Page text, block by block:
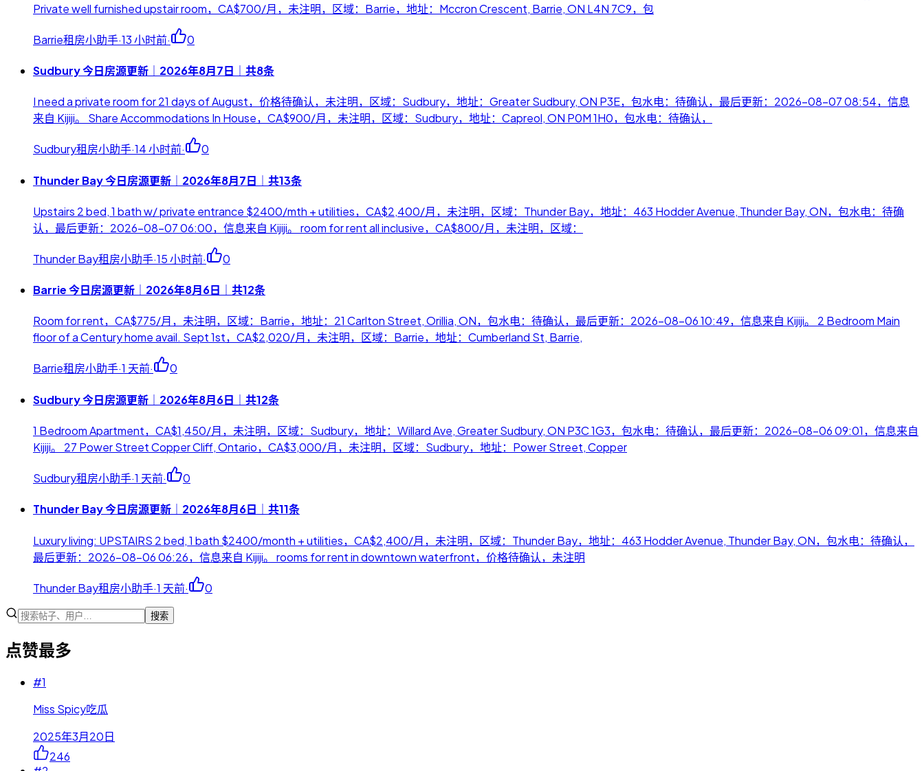
Private well furnished upstair room，CA$700/月，未注明，区域：Barrie，地址：Mccron Crescent, Barrie, ON L4N 7C9，包
Barrie租房小助手·13 小时前· 0
Sudbury 今日房源更新｜2026年8月7日｜共8条
I need a private room for 21 days of August，价格待确认，未注明，区域：Sudbury，地址：Greater Sudbury, ON P3E，包水电：待确认，最后更新：2026-08-07 08:54，信息
来自 Kijiji。 Share Accommodations In House，CA$900/月，未注明，区域：Sudbury，地址：Capreol, ON P0M 1H0，包水电：待确认，
Sudbury租房小助手·14 小时前· 0
Thunder Bay 今日房源更新｜2026年8月7日｜共13条
Upstairs 2 bed, 1 bath w/ private entrance $2400/mth + utilities，CA$2,400/月，未注明，区域：Thunder Bay，地址：463 Hodder Avenue, Thunder Bay, ON，包水电：待确
认，最后更新：2026-08-07 06:00，信息来自 Kijiji。 room for rent all inclusive，CA$800/月，未注明，区域：
Thunder Bay租房小助手·15 小时前· 0
Barrie 今日房源更新｜2026年8月6日｜共12条
Room for rent，CA$775/月，未注明，区域：Barrie，地址：21 Carlton Street, Orillia, ON，包水电：待确认，最后更新：2026-08-06 10:49，信息来自 Kijiji。 2 Bedroom Main
floor of a Century home avail. Sept 1st，CA$2,020/月，未注明，区域：Barrie，地址：Cumberland St, Barrie,
Barrie租房小助手·1 天前· 0
Sudbury 今日房源更新｜2026年8月6日｜共12条
1 Bedroom Apartment，CA$1,450/月，未注明，区域：Sudbury，地址：Willard Ave, Greater Sudbury, ON P3C 1G3，包水电：待确认，最后更新：2026-08-06 09:01，信息来自
Kijiji。 27 Power Street Copper Cliff, Ontario，CA$3,000/月，未注明，区域：Sudbury，地址：Power Street, Copper
Sudbury租房小助手·1 天前· 0
Thunder Bay 今日房源更新｜2026年8月6日｜共11条
Luxury living: UPSTAIRS 2 bed, 1 bath $2400/month + utilities，CA$2,400/月，未注明，区域：Thunder Bay，地址：463 Hodder Avenue, Thunder Bay, ON，包水电：待确认，
最后更新：2026-08-06 06:26，信息来自 Kijiji。 rooms for rent in downtown waterfront，价格待确认，未注明
Thunder Bay租房小助手·1 天前· 0
搜索
点赞最多
#1
Miss Spicy吃瓜
2025年3月20日
246